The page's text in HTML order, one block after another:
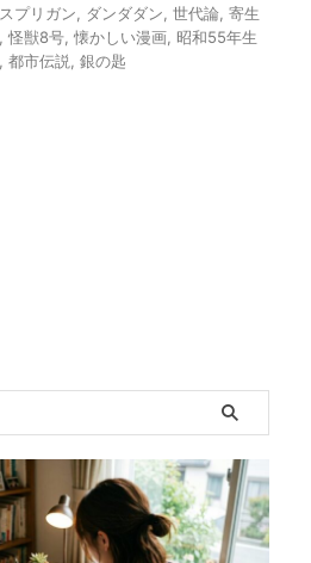
スプリガン ダンダダン 世代論 寄生
怪獣8号 懐かしい漫画 昭和55年生
都市伝説 銀の匙